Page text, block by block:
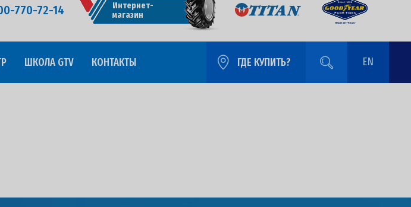
770-72-14
Интернет-
магазин
ШКОЛА GTV КОНТАКТЫ ГДЕ КУПИТЬ? EN